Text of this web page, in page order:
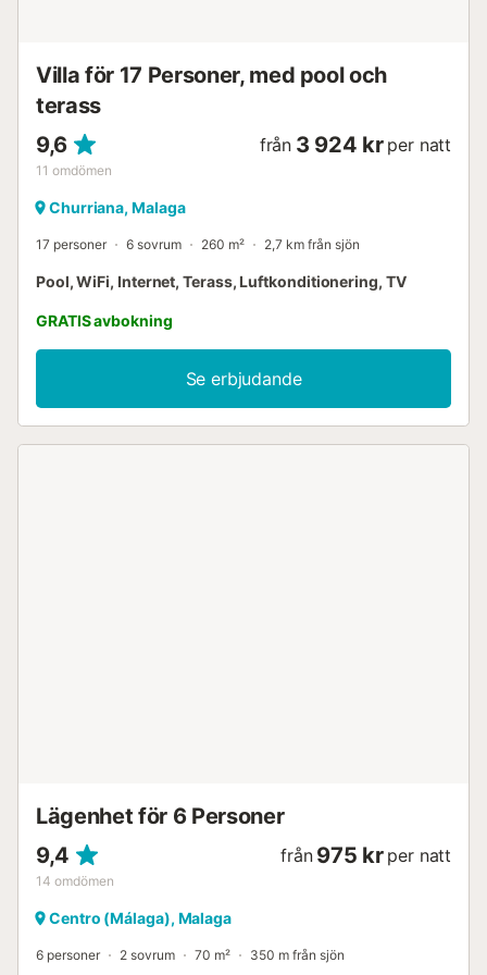
Sol....
Villa för 17 Personer, med pool och
terass
9,6
11 omdömen
från 3 924 kr per natt
Churriana, Malaga
17 personer 6 sovrum 260 m² 2,7 km från sjön
Pool, WiFi, Internet, Terass, Luftkonditionering, TV
GRATIS avbokning
Se erbjudande
Lägenhet för 6 Personer
9,4
14 omdömen
från 975 kr per natt
Centro (Málaga), Malaga
6 personer 2 sovrum 70 m² 350 m från sjön